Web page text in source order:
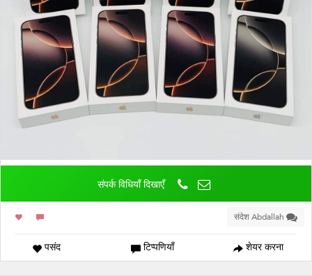
संपर्क विधियाँ दिखाएँ
संदेश Abdallah
पसंद टिप्पणियाँ शेयर करना